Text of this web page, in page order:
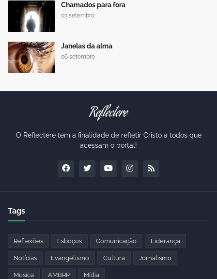
Chamados para fora
03 setembro
Janelas da alma
06 setembro
O Reflectere tem a finalidade de refletir Cristo a todos que
acessam o portal!
Tags
Reflexões Esboços Comunicação Liderança
Notícias Evangelismo Cultura Jornalismo
Música AMBRP Mídia